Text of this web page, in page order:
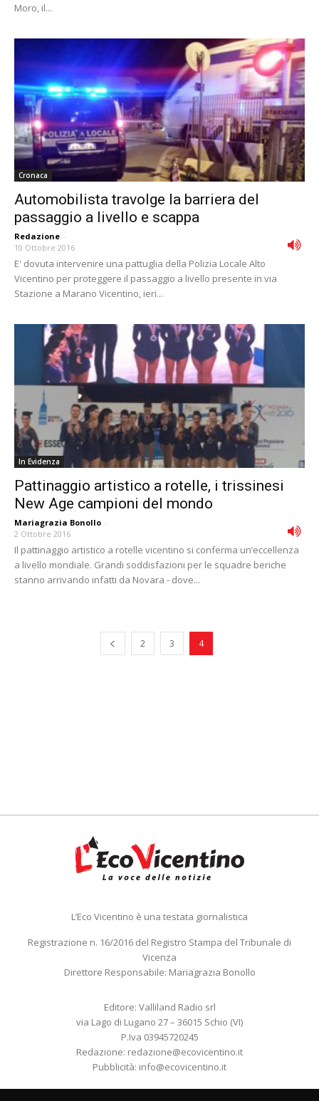
Moro, il...
Cronaca
Automobilista travolge la barriera del
passaggio a livello e scappa
Redazione -
10 Ottobre 2016
E' dovuta intervenire una pattuglia della Polizia Locale Alto
Vicentino per proteggere il passaggio a livello presente in via
Stazione a Marano Vicentino, ieri...
In Evidenza
Pattinaggio artistico a rotelle, i trissinesi
New Age campioni del mondo
Mariagrazia Bonollo -
2 Ottobre 2016
Il pattinaggio artistico a rotelle vicentino si conferma un’eccellenza
a livello mondiale. Grandi soddisfazioni per le squadre beriche
stanno arrivando infatti da Novara - dove...
2 3 4
L’Eco Vicentino è una testata giornalistica
Registrazione n. 16/2016 del Registro Stampa del Tribunale di
Vicenza
Direttore Responsabile: Mariagrazia Bonollo
Editore: Valliland Radio srl
via Lago di Lugano 27 – 36015 Schio (VI)
P.Iva 03945720245
Redazione: redazione@ecovicentino.it
Pubblicità: info@ecovicentino.it